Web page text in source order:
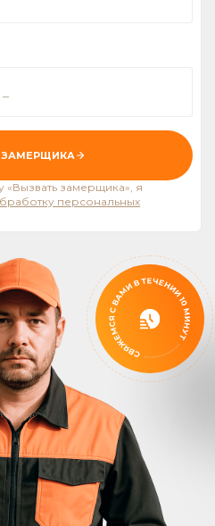
ЗАМЕРЩИКА
«Вызвать замерщика», я
персональных